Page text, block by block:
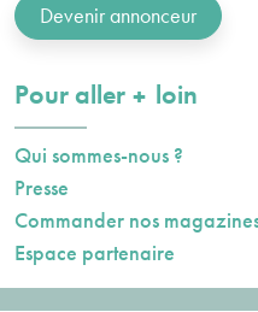
Devenir annonceur
Pour aller plusloin
Qui sommes-nous ?
Presse
Commander nos
Espace partenaire